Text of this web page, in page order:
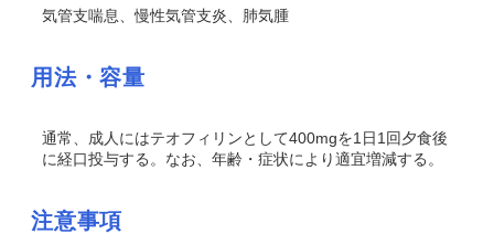
気管支喘息、慢性気管支炎、肺気腫
用法・容量
通常、成人にはテオフィリンとして400mgを1日1回夕食後
に経口投与する。なお、年齢・症状により適宜増減する。
注意事項